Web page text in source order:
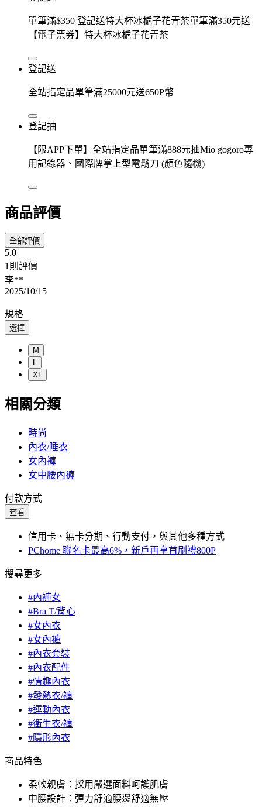
單筆滿$350 登記送特大杯冰梔子花青茶單筆滿350元送
【電子票券】特大杯冰梔子花青茶
登記送
全站指定品單筆滿25000元送650P幣
登記抽
【限APP下單】全站指定品單筆滿888元抽Mio gogoro專
用記錄器、國際牌掌上型電鬍刀 (顏色隨機)
商品評價
全部評價
5.0
1則評價
李**
2025/10/15
規格
選擇
M
L
XL
相關分類
時尚
內衣/睡衣
女內褲
女中腰內褲
付款方式
查看
信用卡、無卡分期、行動支付，與其他多種方式
PChome 聯名卡最高6%，新戶再享首刷禮800P
搜尋更多
#內褲女
#Bra T/背心
#女內衣
#女內褲
#內衣套裝
#內衣配件
#情趣內衣
#發熱衣/褲
#運動內衣
#衛生衣/褲
#隱形內衣
商品特色
柔軟親膚：採用嚴選面料呵護肌膚
中腰設計：彈力舒適腰邊舒適無壓